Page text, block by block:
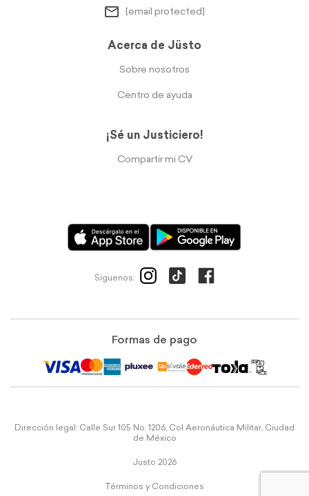
[email protected]
Acerca de Jüsto
Sobre nosotros
Centro de ayuda
¡Sé un Justiciero!
Compartir mi CV
Síguenos:
Formas de pago
Dirección legal: Calle Sur 105 No. 1206, Col Aeronáutica Militar, Ciudad
de México
Justo 2026
Términos y Condiciones